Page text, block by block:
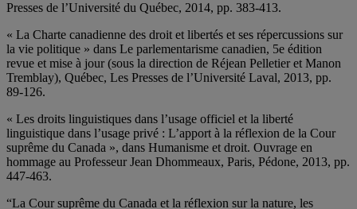
Presses de l’Université du Québec, 2014, pp. 383-413.
« La Charte canadienne des droit et libertés et ses répercussions sur
la vie politique » dans Le parlementarisme canadien, 5e édition
revue et mise à jour (sous la direction de Réjean Pelletier et Manon
Tremblay), Québec, Les Presses de l’Université Laval, 2013, pp.
89-126.
« Les droits linguistiques dans l’usage officiel et la liberté
linguistique dans l’usage privé : L’apport à la réflexion de la Cour
suprême du Canada », dans Humanisme et droit. Ouvrage en
hommage au Professeur Jean Dhommeaux, Paris, Pédone, 2013, pp.
447-463.
“La Cour suprême du Canada et la réflexion sur la nature, les